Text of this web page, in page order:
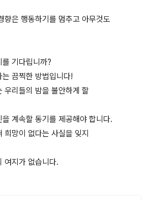
향은 행동하기를 멈추고 아무것도
기다립니까?
끔찍한 방법입니다!
우리들의 밤을 불안하게 할
계속할 동기를 제공해야 합니다.
희망이 없다는 사실을 잊지
여지가 없습니다.